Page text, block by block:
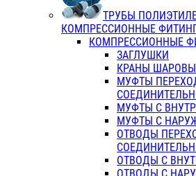
ТРУБЫ
КОМПРЕССИОННЫЕ
КОМПРЕССИОННЫЕ
ЗАГЛУШКИ
КРАНЫ
МУФТЫ
МУФТЫ С
МУФТЫ С
ОТВОДЫ
ОТВОДЫ С